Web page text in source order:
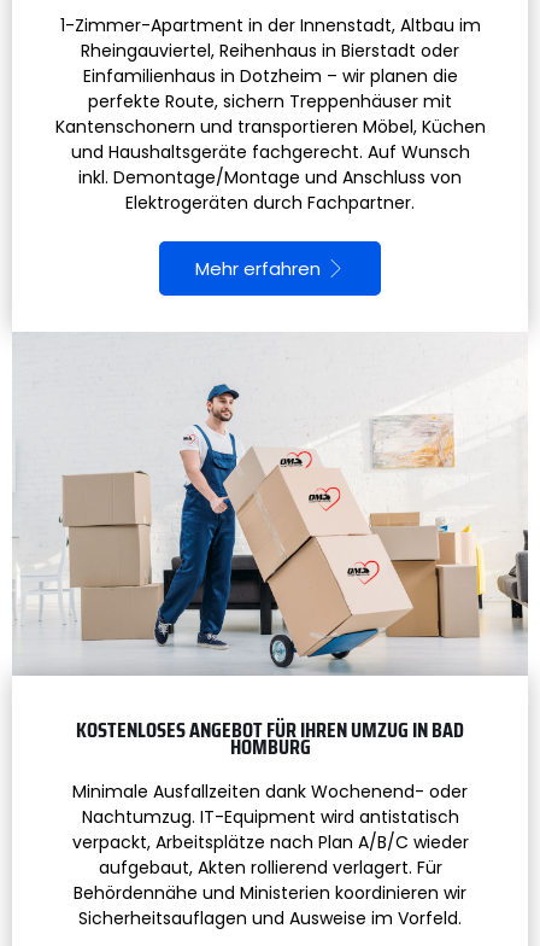
1-Zimmer-Apartment in der Innenstadt, Altbau im
Rheingauviertel, Reihenhaus in Bierstadt oder
Einfamilienhaus in Dotzheim – wir planen die
perfekte Route, sichern Treppenhäuser mit
Kantenschonern und transportieren Möbel, Küchen
und Haushaltsgeräte fachgerecht. Auf Wunsch
inkl. Demontage/Montage und Anschluss von
Elektrogeräten durch Fachpartner.
Mehr erfahren
KOSTENLOSES ANGEBOT FÜR IHREN UMZUG IN BAD
HOMBURG
Minimale Ausfallzeiten dank Wochenend- oder
Nachtumzug. IT-Equipment wird antistatisch
verpackt, Arbeitsplätze nach Plan A/B/C wieder
aufgebaut, Akten rollierend verlagert. Für
Behördennähe und Ministerien koordinieren wir
Sicherheitsauflagen und Ausweise im Vorfeld.